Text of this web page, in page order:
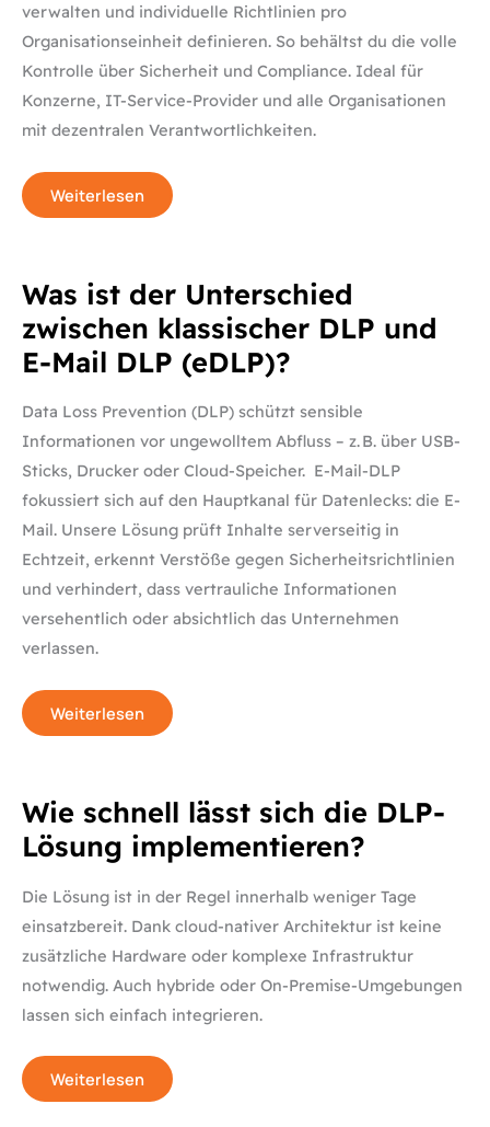
verwalten und individuelle Richtlinien pro
Organisationseinheit definieren. So behältst du die volle
Kontrolle über Sicherheit und Compliance. Ideal für
Konzerne, IT-Service-Provider und alle Organisationen
mit dezentralen Verantwortlichkeiten.
Weiterlesen
Was ist der Unterschied
zwischen klassischer DLP und
E-Mail DLP (eDLP)?
Data Loss Prevention (DLP) schützt sensible
Informationen vor ungewolltem Abfluss – z. B. über USB-
Sticks, Drucker oder Cloud-Speicher. E-Mail-DLP
fokussiert sich auf den Hauptkanal für Datenlecks: die E-
Mail. Unsere Lösung prüft Inhalte serverseitig in
Echtzeit, erkennt Verstöße gegen Sicherheitsrichtlinien
und verhindert, dass vertrauliche Informationen
versehentlich oder absichtlich das Unternehmen
verlassen.
ist
der
Unterschied
zwischen
klassischer
DLP
E-
Mail
DLP
(eDLP)?
Weiterlesen
Wie schnell lässt sich die DLP-
Lösung implementieren?
Die Lösung ist in der Regel innerhalb weniger Tage
einsatzbereit. Dank cloud-nativer Architektur ist keine
zusätzliche Hardware oder komplexe Infrastruktur
notwendig. Auch hybride oder On-Premise-Umgebungen
lassen sich einfach integrieren.
Wie
schnell
lässt
sich
die
Lösung
implementieren?
Weiterlesen